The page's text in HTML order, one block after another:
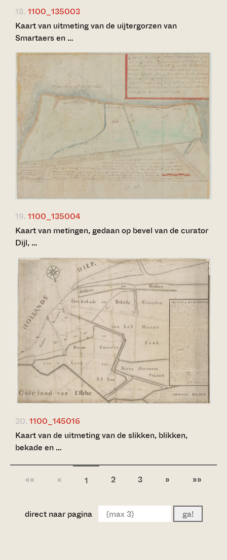
18. 1100_135003
Kaart van uitmeting van de uijtergorzen van
Smartaers en …
19. 1100_135004
Kaart van metingen, gedaan op bevel van de curator
Dijl, …
20. 1100_145016
Kaart van de uitmeting van de slikken, blikken,
bekade en …
«« « 1 2 3 » »»
direct naar pagina ga!